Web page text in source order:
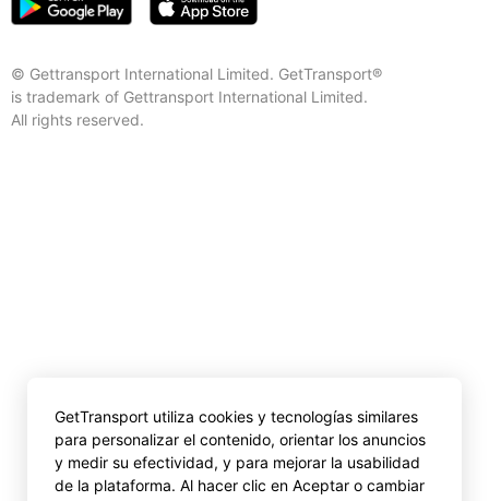
© Gettransport International Limited. GetTransport®
is trademark of Gettransport International Limited.
All rights reserved.
GetTransport utiliza cookies y tecnologías similares
para personalizar el contenido, orientar los anuncios
y medir su efectividad, y para mejorar la usabilidad
de la plataforma. Al hacer clic en Aceptar o cambiar